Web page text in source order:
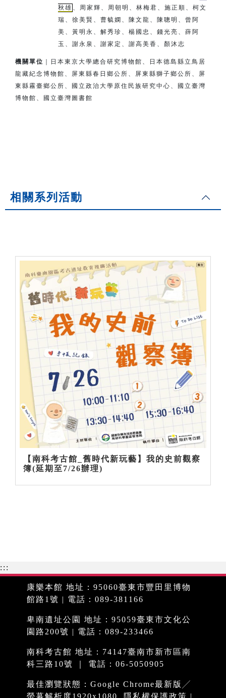
秋雄 、周家輝、周朝明、林梅君、施正順、柯文
瑞、徐美賢、曹毓嫻、陳文龍、陳聰明、曾阿
美、 黃明永、解秀珍、楊國忠、錢光亮、薛阿
玉、謝永泉、謝家定、 謝高美香、顏沐志
機關單位
｜日本東京大學總合研究博物館、日本德島縣立鳥居
龍藏紀念博物館、 屏東縣春日鄉公所、屏東縣獅子鄉公所、 屏
東縣霧臺鄉公所、
國立政治大學原住民族研究中心、國立臺灣
博物館、國立臺灣圖書館
相關系列活動
【南科考古館_舊時代新玩藝】我的史前觀察
簿(延期至7/26辦理)
:::
康樂本館 地址：95060臺東市豐田里博物
館路1號 | 電話：089-381166
卑南遺址公園 地址：95059臺東市文化公
園路200號 | 電話：089-233466
南科考古館 地址：74147臺南市新市區南
科三路10號 ｜ 電話：06-5050905
最佳瀏覽狀態：Google Chrome最新版╱